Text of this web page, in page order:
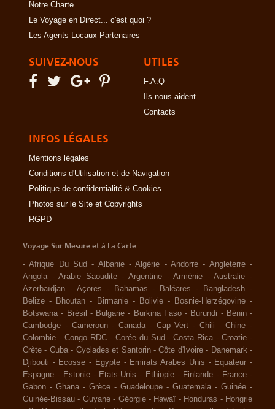
Notre Charte
Le Voyage en Direct... c'est quoi ?
Les Agents Locaux Partenaires
SUIVEZ-NOUS UTILES
F.A.Q
Ils nous aident
Contacts
INFOS LÉGALES
Mentions légales
Conditions d'Utilisation et de Navigation
Politique de confidentialité & Cookies
Photos sur le Site et Copyrights
RGPD
Voyage Sur Mesure et à La Carte
-Afrique Du Sud - Albanie -Algérie -Andorre - Angleterre -
Angola -Arabie Saoudite -Argentine -Arménie -Australie -
Azerbaïdjan - Açores - Bahamas - Baléares - Bangladesh -
Belize - Bhoutan - Birmanie - Bolivie - Bosnie-Herzégovine -
Botswana - Brésil - Bulgarie - Burkina Faso - Burundi - Bénin -
Cambodge - Cameroun - Canada - Cap Vert - Chili -Chine -
Colombie - Congo RDC - Corée du Sud -Costa Rica -Croatie -
Crète - Cuba - Cyclades et Santorin -Côte d'Ivoire - Danemark -
Djibouti - Ecosse - Egypte - Emirats Arabes Unis - Equateur -
Espagne - Estonie - Etats-Unis - Ethiopie - Finlande - France -
Gabon - Ghana - Grèce - Guadeloupe - Guatemala - Guinée -
Guinée-Bissau - Guyane - Géorgie - Hawaï - Honduras - Hongrie